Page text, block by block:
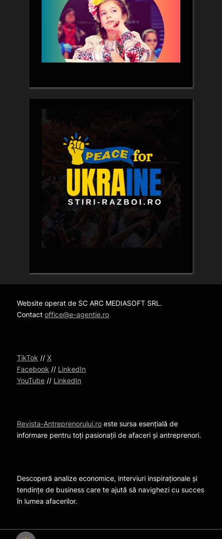
Website operat de SC ARC MEDIASOFT SRL.
Contact office@e-agentie.ro
TikTok // X
Facebook // LinkedIn
YouTube // LinkedIn
Revista-Antreprenorului.ro este sursa esențială de
informare pentru toți pasionații de afaceri și antreprenori.
Descoperă analize economice, interviuri inspiraționale și
tendințe de business care te ajută să navighezi cu succes
în lumea afacerilor.